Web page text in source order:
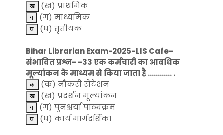
(ख) प्राथमिक
(ग) माध्यमिक
(घ) तृतीयक
Bihar Librarian Exam-2025-LIS Cafe-
संभावित प्रश्न- -33 एक कर्मचारी का आवधिक
मूल्यांकन के माध्यम से किया जाता है ............ .
(क) नौकरी रोटेशन
(ख) प्रदर्शन मूल्यांकन
(ग) पुनश्चर्या पाठ्यक्रम
(घ) कार्य मार्गदर्शिका